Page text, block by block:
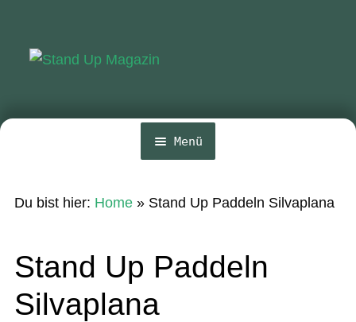
springen
springen
Menü
SUP-Events
Ratgeber
Du bist hier: Home» Stand Up Paddeln Silvaplana
Stand Up Paddeln
Silvaplana